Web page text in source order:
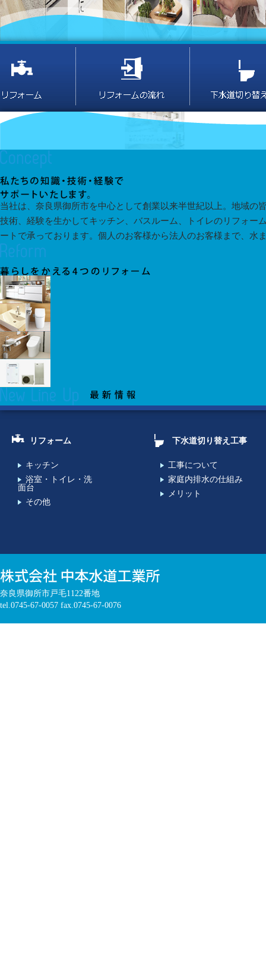
当社は、奈良県御所市を中心として創業以来半世紀以上。地域
技術、経験を生かしてキッチン、バスルーム、トイレのリフォ
ートで承っております。個人のお客様から法人のお客様まで、
リフォーム
キッチン
浴室・トイレ・洗
面台
その他
下水道切り替え工事
工事について
家庭内排水の仕組み
メリット
奈良県御所市戸毛1122番地
tel.0745-67-0057 fax.0745-67-0076